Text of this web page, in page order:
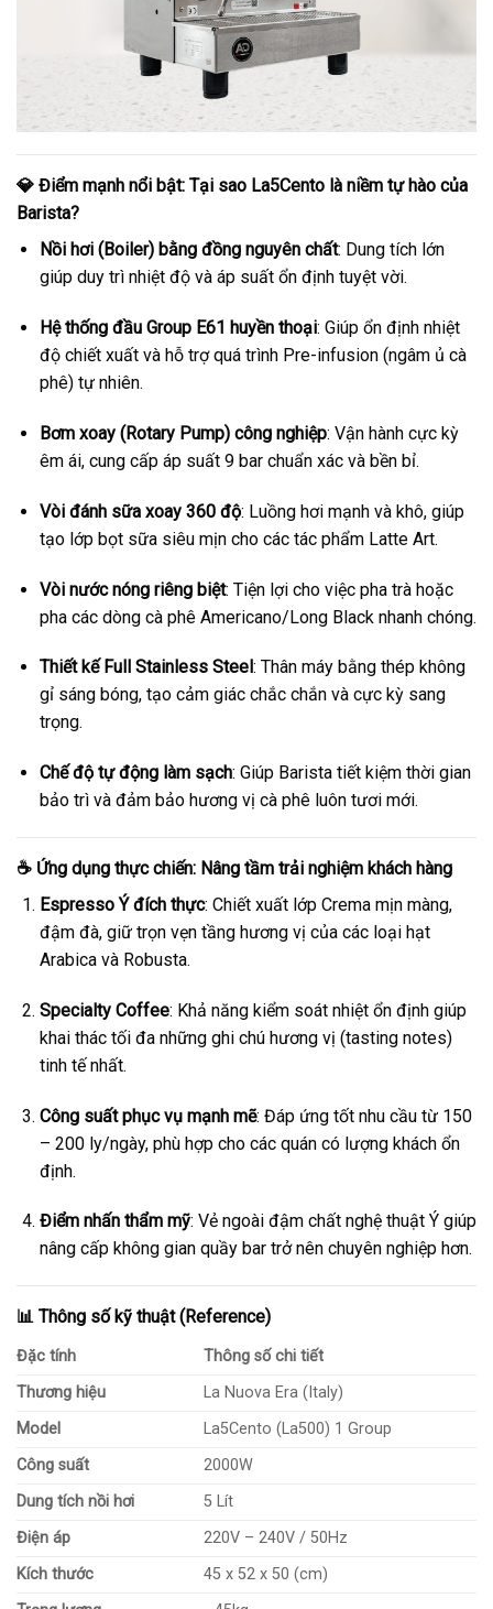
💎 Điểm mạnh nổi bật: Tại sao La5Cento là niềm tự hào của
Barista?
Nồi hơi (Boiler) bằng đồng nguyên chất: Dung tích lớn
giúp duy trì nhiệt độ và áp suất ổn định tuyệt vời.
Hệ thống đầu Group E61 huyền thoại: Giúp ổn định nhiệt
độ chiết xuất và hỗ trợ quá trình Pre-infusion (ngâm ủ cà
phê) tự nhiên.
Bơm xoay (Rotary Pump) công nghiệp: Vận hành cực kỳ
êm ái, cung cấp áp suất 9 bar chuẩn xác và bền bỉ.
Vòi đánh sữa xoay 360 độ: Luồng hơi mạnh và khô, giúp
tạo lớp bọt sữa siêu mịn cho các tác phẩm Latte Art.
Vòi nước nóng riêng biệt: Tiện lợi cho việc pha trà hoặc
pha các dòng cà phê Americano/Long Black nhanh chóng.
Thiết kế Full Stainless Steel : Thân máy bằng thép không
gỉ sáng bóng, tạo cảm giác chắc chắn và cực kỳ sang
trọng.
Chế độ tự động làm sạch: Giúp Barista tiết kiệm thời gian
bảo trì và đảm bảo hương vị cà phê luôn tươi mới.
☕ Ứng dụng thực chiến: Nâng tầm trải nghiệm khách hàng
Espresso Ý đích thực: Chiết xuất lớp Crema mịn màng,
đậm đà, giữ trọn vẹn tầng hương vị của các loại hạt
Arabica và Robusta.
Specialty Coffee: Khả năng kiểm soát nhiệt ổn định giúp
khai thác tối đa những ghi chú hương vị (tasting notes)
tinh tế nhất.
Công suất phục vụ mạnh mẽ: Đáp ứng tốt nhu cầu từ 150
– 200 ly/ngày, phù hợp cho các quán có lượng khách ổn
định.
Điểm nhấn thẩm mỹ: Vẻ ngoài đậm chất nghệ thuật Ý giúp
nâng cấp không gian quầy bar trở nên chuyên nghiệp hơn.
📊 Thông số kỹ thuật (Reference)
Đặc tính
Thông số chi tiết
Thương hiệu
La Nuova Era (Italy)
Model
La5Cento (La500) 1 Group
Công suất
2000W
Dung tích nồi hơi
5 Lít
Điện áp
220V – 240V / 50Hz
Kích thước
45 x 52 x 50 (cm)